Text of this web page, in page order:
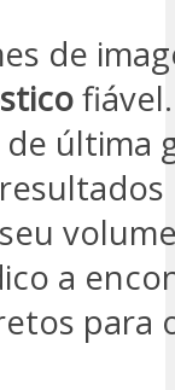
de
última
a
para